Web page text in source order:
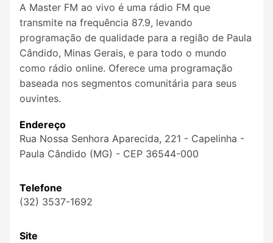
A Master FM ao vivo é uma rádio FM que
transmite na frequência 87.9, levando
programação de qualidade para a região de Paula
Cândido, Minas Gerais, e para todo o mundo
como rádio online. Oferece uma programação
baseada nos segmentos comunitária para seus
ouvintes.
Endereço
Rua Nossa Senhora Aparecida, 221 - Capelinha -
Paula Cândido (MG) - CEP 36544-000
Telefone
(32) 3537-1692
Site